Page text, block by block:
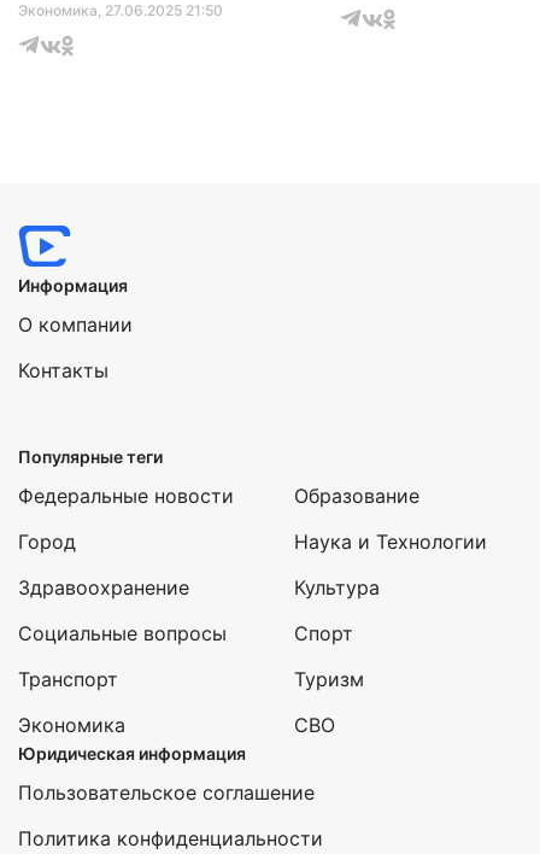
Экономика, 27.06.2025 21:50
Информация
О компании
Контакты
Популярные теги
Федеральные новости
Город
Здравоохранение
Социальные вопросы
Транспорт
Экономика
Образование
Наука и Технологии
Культура
Спорт
Туризм
СВО
Юридическая информация
Пользовательское соглашение
Политика конфиденциальности